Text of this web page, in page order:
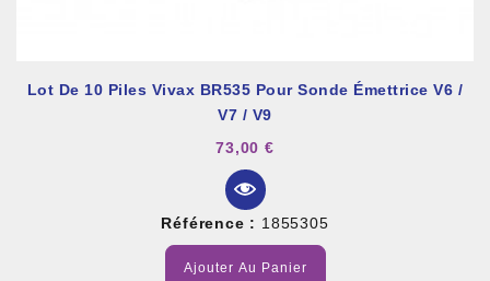
Lot De 10 Piles Vivax BR535 Pour Sonde Émettrice V6 /
V7 / V9
73,00 €
Référence : 1855305
Ajouter Au Panier